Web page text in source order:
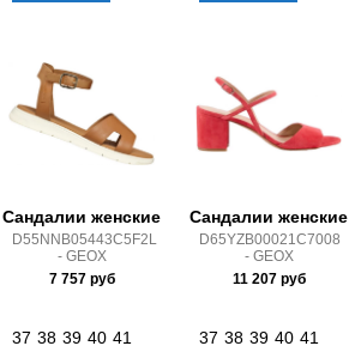
Сандалии женские
D55NNB05443C5F2L
- GEOX
7 757руб
37 38 39 40 41
Сандалии женские
D65YZB00021C7008
- GEOX
11 207руб
37 38 39 40 41